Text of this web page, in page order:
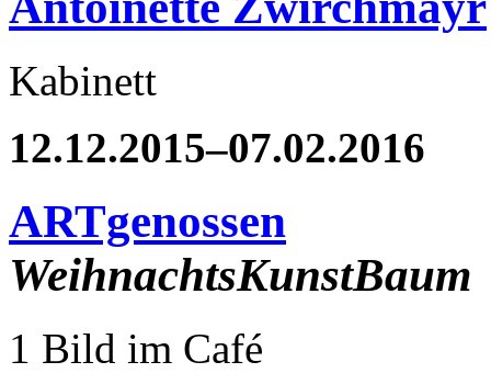
Kabinett
12.12.2015–07.02.2016
ARTgenossen
WeihnachtsKunstBaum
1 Bild im Café